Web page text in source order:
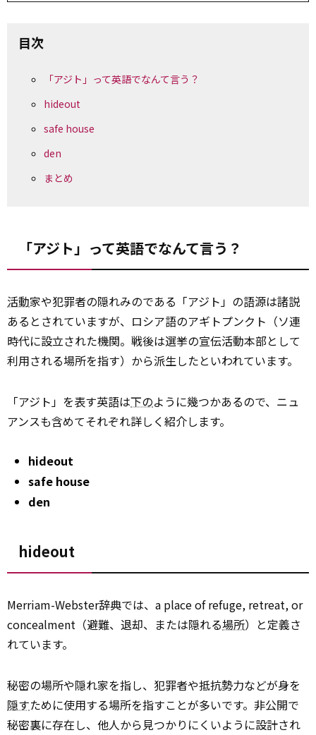
目次
「アジト」って英語でなんて言う？
hideout
safe house
den
まとめ
「アジト」って英語でなんて言う？
活動家や犯罪者の隠れみのである「アジト」の語源は諸説
あるとされていますが、ロシア語のアギトプンクト（ソ連
時代に設立された機関。戦後は選挙の宣伝活動本部として
利用される場所を指す）から派生したといわれています。
「アジト」を表す英語は下のように幾つかあるので、ニュ
アンスも含めてそれぞれ詳しく紹介します。
hideout
safe house
den
hideout
Merriam-Webster辞典では、a place of refuge, retreat, or
concealment（避難、退却、または隠れる場所）と定義さ
れています。
秘密の場所や隠れ家を指し、犯罪者や抵抗勢力などが身を
隠すために使用する場所を指すことが多いです。非公開で
秘密裏に存在し、他人から見つかりにくいように設計され